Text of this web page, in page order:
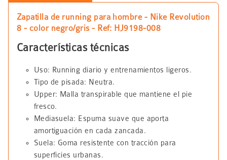
Zapatilla de running para hombre - Nike Revolution
8 - color negro/gris - Ref: HJ9198-008
Características técnicas
Uso: Running diario y entrenamientos ligeros.
Tipo de pisada: Neutra.
Upper: Malla transpirable que mantiene el pie
fresco.
Mediasuela: Espuma suave que aporta
amortiguación en cada zancada.
Suela: Goma resistente con tracción para
superficies urbanas.